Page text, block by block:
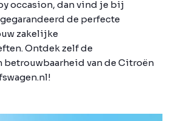
occasion, dan vind je bij
de perfecte
zakelijke
Ontdek zelf de
van de Citroën